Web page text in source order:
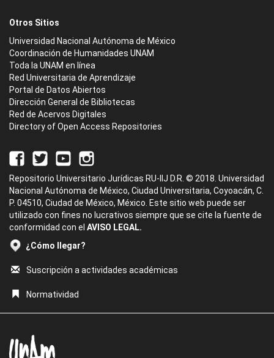
Otros Sitios
Universidad Nacional Autónoma de México
Coordinación de Humanidades UNAM
Toda la UNAM en línea
Red Universitaria de Aprendizaje
Portal de Datos Abiertos
Dirección General de Bibliotecas
Red de Acervos Digitales
Directory of Open Access Repositories
Repositorio Universitario Jurídicas RU-IIJ D.R. © 2018. Universidad
Nacional Autónoma de México, Ciudad Universitaria, Coyoacán, C.
P. 04510, Ciudad de México, México. Este sitio web puede ser
utilizado con fines no lucrativos siempre que se cite la fuente de
conformidad con el AVISO LEGAL.
¿Cómo llegar?
Suscripción a actividades académicas
Normatividad